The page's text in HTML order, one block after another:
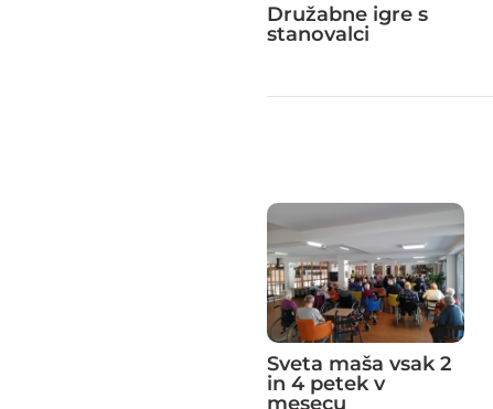
Družabne igre s
stanovalci
Sveta maša vsak 2
in 4 petek v
mesecu